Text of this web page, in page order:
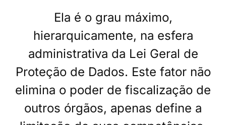
Ela é o grau máximo,
hierarquicamente, na esfera
administrativa da Lei Geral de
Proteção de Dados. Este fator não
elimina o poder de fiscalização de
outros órgãos, apenas define a